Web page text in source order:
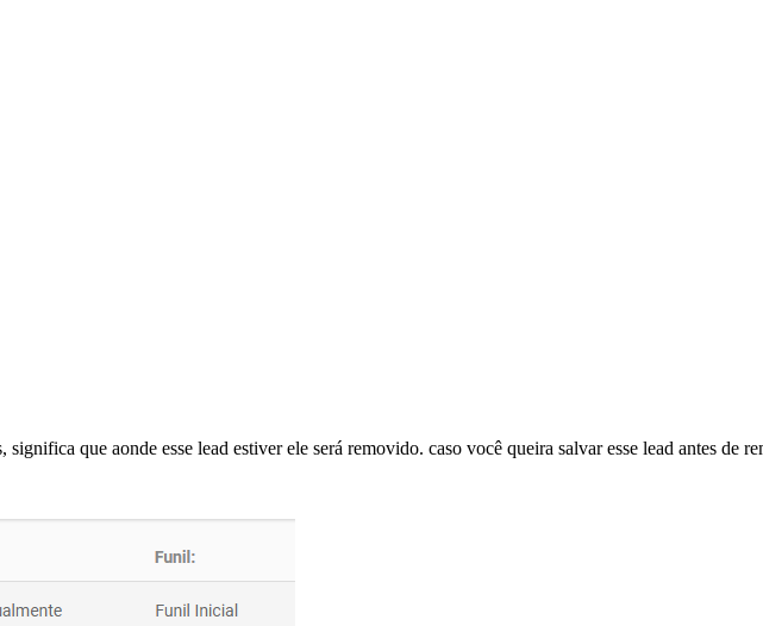
que aonde esse lead estiver ele será removido. caso você queira salvar esse lead antes de